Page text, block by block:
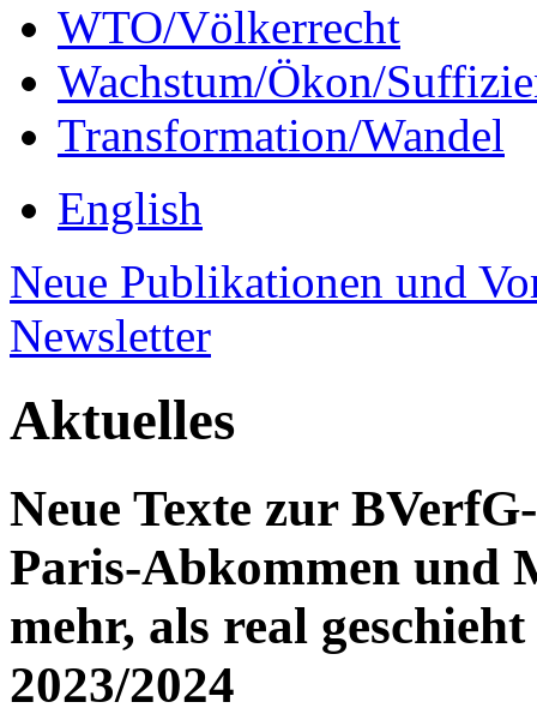
WTO/Völkerrecht
Wachstum/Ökon/
Transformation/Wandel
English
Neue Publikationen und
Newsletter
Aktuelles
Neue Texte zur
Paris-Abkommen und
mehr, als real
2023/2024